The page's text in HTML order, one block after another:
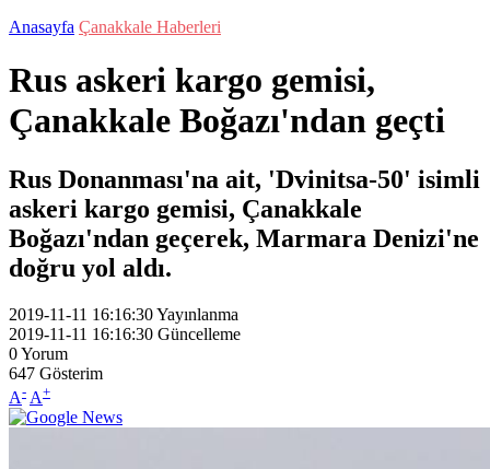
Anasayfa Çanakkale Haberleri
Rus askeri kargo gemisi,
Çanakkale Boğazı'ndan geçti
Rus Donanması'na ait, 'Dvinitsa-50' isimli
askeri kargo gemisi, Çanakkale
Boğazı'ndan geçerek, Marmara Denizi'ne
doğru yol aldı.
2019-11-11 16:16:30Yayınlanma
2019-11-11 16:16:30 Güncelleme
0Yorum
647 Gösterim
A- A+